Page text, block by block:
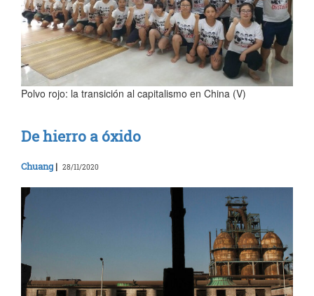
Polvo rojo: la transición al capitalismo en China (V)
De hierro a óxido
Chuang | 28/11/2020